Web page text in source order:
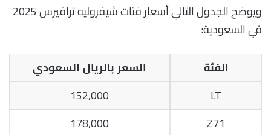
ويوضح الجدول التالي أسعار فئات شيفروليه ترافيرس 2025
في السعودية:
الفئة السعر بالريال السعودي
LT
152,000
Z71
178,000